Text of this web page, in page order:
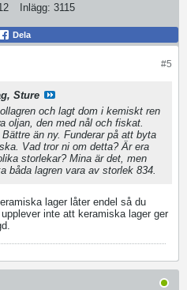
Inlägg: 3115
Dela
#5
Sture
och lagt dom i kemiskt ren
oljan, den med nål och fiskat.
än ny. Funderar på att byta
Vad tror ni om detta? Är era
storlekar? Mina är det, men
båda lagren vara av storlek 834.
lager låter endel så du
inte att keramiska lager ger